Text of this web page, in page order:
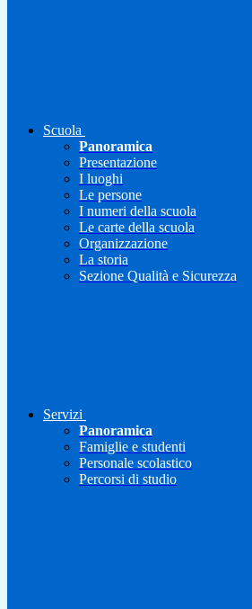
Scuola
Panoramica
Presentazione
I luoghi
Le persone
I numeri della scuola
Le carte della scuola
Organizzazione
La storia
Sezione Qualità e Sicurezza
Servizi
Panoramica
Famiglie e studenti
Personale scolastico
Percorsi di studio